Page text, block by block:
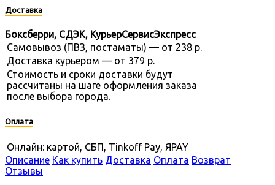
Доставка
Боксберри, СДЭК, КурьерСервисЭкспресс
Самовывоз (ПВЗ, постаматы) — от 238 р.
Доставка курьером — от 379 р.
Стоимость и сроки доставки будут
рассчитаны на шаге оформления заказа
после выбора города.
Оплата
Онлайн: картой, СБП, Tinkoff Pay, ЯPAY
Описание Как купить Доставка Оплата Возврат
Отзывы